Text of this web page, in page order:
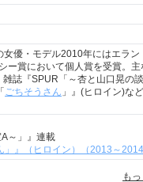
優・モデル2010年にはエラン
ー賞において個人賞を受賞。主
誌『SPUR「～杏と山口晃の
ごちそうさん 」』(ヒロイン)な
～」』連載
」』（ヒロイン）（2013～
も